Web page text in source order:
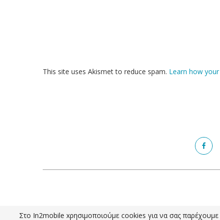
This site uses Akismet to reduce spam. Learn how
Στο In2mobile xρησιμοποιούμε cookies για να σας παρέχουμε